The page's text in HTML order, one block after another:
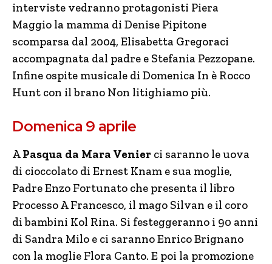
interviste vedranno protagonisti Piera
Maggio la mamma di Denise Pipitone
scomparsa dal 2004, Elisabetta Gregoraci
accompagnata dal padre e Stefania Pezzopane.
Infine ospite musicale di Domenica In è Rocco
Hunt con il brano Non litighiamo più.
Domenica 9 aprile
APasqua da Mara Venier ci saranno le uova
di cioccolato di Ernest Knam e sua moglie,
Padre Enzo Fortunato che presenta il libro
Processo A Francesco, il mago Silvan e il coro
di bambini Kol Rina. Si festeggeranno i 90 anni
di Sandra Milo e ci saranno Enrico Brignano
con la moglie Flora Canto. E poi la promozione